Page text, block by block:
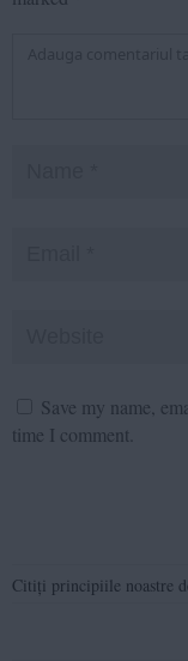
Save my name,
time I comment.
Citiți principiile noastre